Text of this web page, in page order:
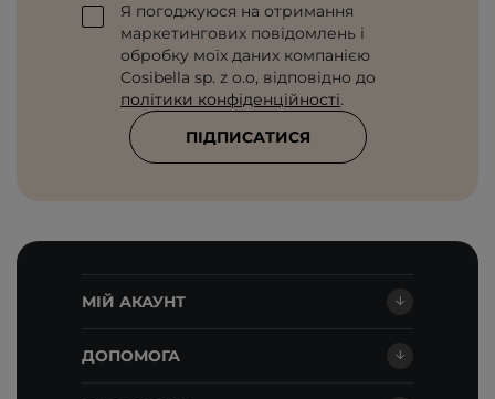
Я погоджуюся на отримання
маркетингових повідомлень і
обробку моїх даних компанією
Cosibella sp. z o.o, відповідно до
політики конфіденційності.
ПІДПИСАТИСЯ
МІЙ АКАУНТ
ДОПОМОГА